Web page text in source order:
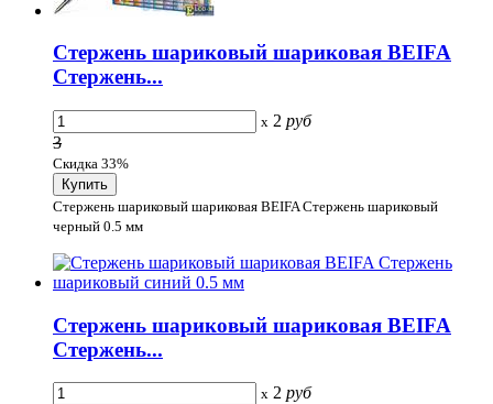
Стержень шариковый шариковая BEIFA
Стержень...
x 2 руб
3
Скидка 33%
Стержень шариковый шариковая BEIFA Стержень шариковый
черный 0.5 мм
Стержень шариковый шариковая BEIFA
Стержень...
x 2 руб